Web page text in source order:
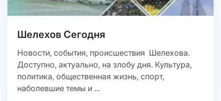
Шелехов Сегодня
Новости, события, происшествия Шелехова.
Доступно, актуально, на злобу дня. Культура,
политика, общественная жизнь, спорт,
наболевшие темы и ...